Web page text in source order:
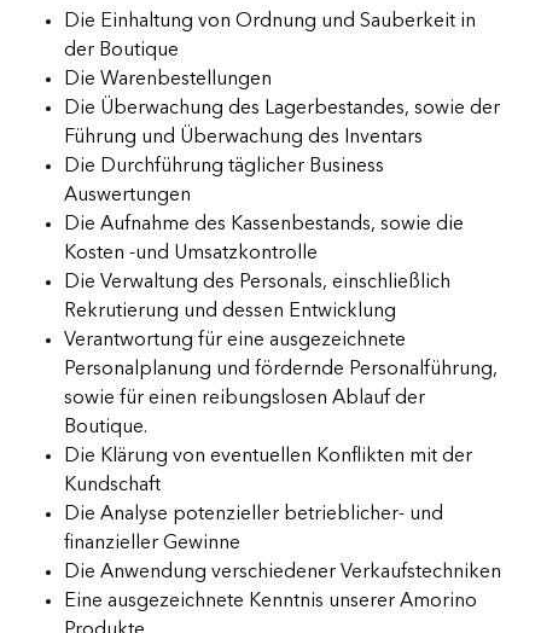
Die Einhaltung von Ordnung und Sauberkeit in
der Boutique
Die Warenbestellungen
Die Überwachung des Lagerbestandes, sowie der
Führung und Überwachung des Inventars
Die Durchführung täglicher Business
Auswertungen
Die Aufnahme des Kassenbestands, sowie die
Kosten -und Umsatzkontrolle
Die Verwaltung des Personals, einschließlich
Rekrutierung und dessen Entwicklung
Verantwortung für eine ausgezeichnete
Personalplanung und fördernde Personalführung,
sowie für einen reibungslosen Ablauf der
Boutique.
Die Klärung von eventuellen Konflikten mit der
Kundschaft
Die Analyse potenzieller betrieblicher- und
finanzieller Gewinne
Die Anwendung verschiedener Verkaufstechniken
Eine ausgezeichnete Kenntnis unserer Amorino